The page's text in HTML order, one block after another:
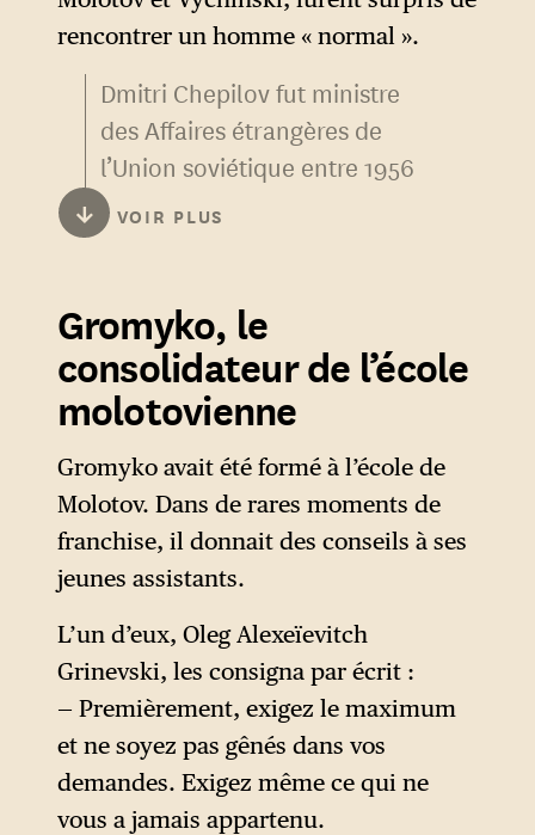
rencontrer un homme « normal ».
Dmitri Chepilov fut ministre
des Affaires étrangères de
l’Union soviétique entre 1956
et 1957 — alors que Molotov
avait repris ce poste pour
de la mort de Staline,
Khrouchtchev profita de la
crise de Suez pour l’en
évincer.
Il est notamment connu pour
être l’auteur du « plan
Chepilov » en réponse à la
doctrine Eisenhower sur le
Moyen-Orient. Comme le
laisse entendre Mletchine, il
est surtout un ministre de
transition, supposé marquer
une rupture avec la méthode
Molotov.
↓ VOIR PLUS
Gromyko, le
consolidateur de l’école
molotovienne
Gromyko avait été formé à l’école de
Molotov. Dans de rares moments de
franchise, il donnait des conseils à ses
jeunes assistants.
L’un d’eux, Oleg Alexeïevitch
Grinevski, les consigna par écrit :
— Premièrement, exigez le maximum
et ne soyez pas gênés dans vos
demandes. Exigez même ce qui ne
vous a jamais appartenu.